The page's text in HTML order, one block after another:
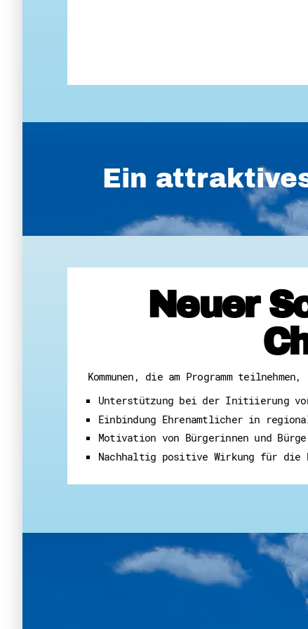
Ein
Neuer
Kommunen, die am Programm
Unterstützung bei der Initiierung
Einbindung Ehrenamtlicher in
Motivation von Bürgerinnen und
Nachhaltig positive Wirkung für die